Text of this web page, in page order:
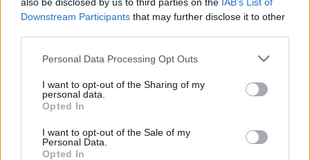
Downstream Participants that may further disclose it to other
Please note that this website/app uses one or more Google
not limited to your visit or usage behaviour. You may click to
grant or deny consent to Google and its third-party tags to
use your data for below specified purposes in below Google
consent section.
Personal Data Processing Opt Outs
I want to opt-out of the Sharing of my
personal data.
Opted In
I want to opt-out of the Sale of my
Personal Data.
Opted In
beszéltem, de a zene nem került szóba.
Hogyan emlékszel vissza a Black Sabbath-ban
Again című Black Sabbath-lemezt. - a szerk.)
Sokat gondolok azokra az időkre. Csak egy lemez, és
egy turné volt, de soha nem felejtem el. Egyszerűen
csodálatos volt az az időszak, és örök barátok
lettünk Tonyval.